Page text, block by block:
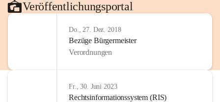
Veröffentlichungsportal
Do., 27. Dez. 2018
Bezüge Bürgermeister
Verordnungen
Fr., 30. Juni 2023
Rechtsinformationssystem (RIS)